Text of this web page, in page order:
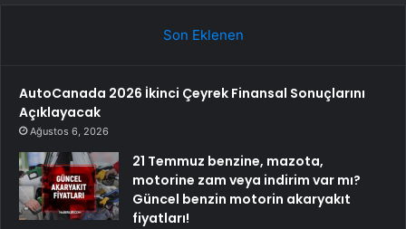
Son Eklenen
AutoCanada 2026 İkinci Çeyrek Finansal Sonuçlarını
Açıklayacak
Ağustos 6, 2026
21 Temmuz benzine, mazota,
motorine zam veya indirim var mı?
Güncel benzin motorin akaryakıt
fiyatları!